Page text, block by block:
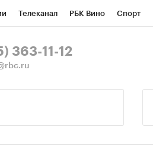
Телеканал РБК Вино Спорт
363-11-12